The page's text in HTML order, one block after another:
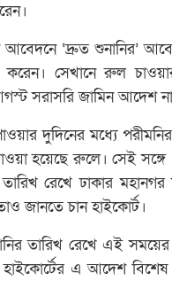
‘দ্রুত শুনানির’
করেন। সেখানে রুল
সরাসরি জামিন আদেশ
দুদিনের মধ্যে
হয়েছে রুলে। সেই
রেখে ঢাকার
জানতে চান হাইকোর্ট।
তারিখ রেখে এই
এ আদেশ বিশেষ